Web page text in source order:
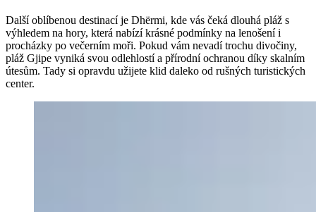
Další oblíbenou destinací je Dhërmi, kde vás čeká dlouhá pláž s
výhledem na hory, která nabízí krásné podmínky na lenošení i
procházky po večerním moři. Pokud vám nevadí trochu divočiny,
pláž Gjipe vyniká svou odlehlostí a přírodní ochranou díky skalním
útesům. Tady si opravdu užijete klid daleko od rušných turistických
center.